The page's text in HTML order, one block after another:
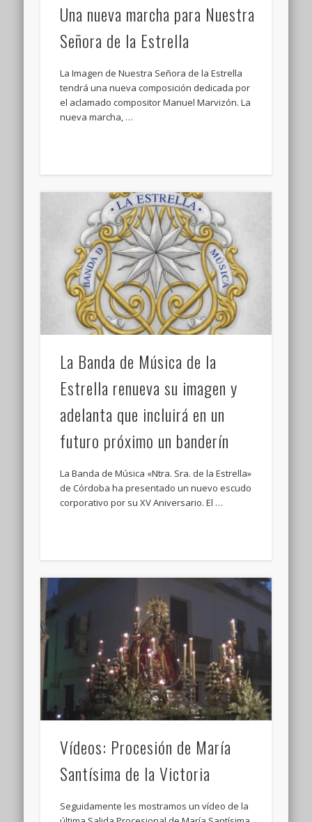
Una nueva marcha para Nuestra
Señora de la Estrella
La Imagen de Nuestra Señora de la Estrella
tendrá una nueva composición dedicada por
el aclamado compositor Manuel Marvizón. La
nueva marcha, …
La Banda de Música de la
Estrella renueva su imagen y
adelanta que incluirá en un
futuro próximo un banderín
La Banda de Música «Ntra. Sra. de la Estrella»
de Córdoba ha presentado un nuevo escudo
corporativo por su XV Aniversario. El …
Vídeos: Procesión de María
Santísima de la Victoria
Seguidamente les mostramos un vídeo de la